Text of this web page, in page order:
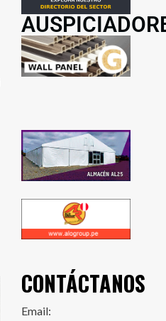
CONTÁCTANOS
Email: